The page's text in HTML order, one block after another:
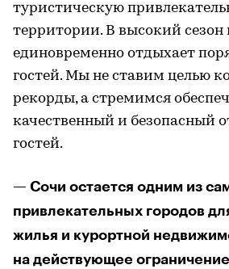
туристическую
территории. В высокий сезон
единовременно отдыхает
гостей. Мы не ставим целью
рекорды, а стремимся
качественный и безопасный
гостей.
— Сочи остается одним из
привлекательных городов
жилья и курортной
на действующее